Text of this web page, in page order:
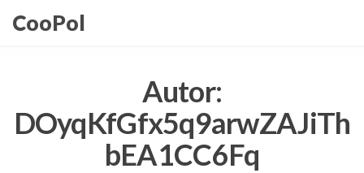
doCooPol
Autor:
DOyqKfGfx5q9arwZAJiTh
bEA1CC6Fq